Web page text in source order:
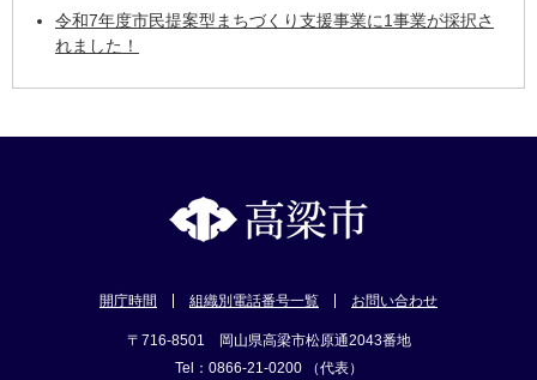
令和7年度市民提案型まちづくり支援事業に1事業が採択さ
れました！
開庁時間 組織別電話番号一覧 お問い合わせ
〒716-8501 岡山県高梁市松原通2043番地
Tel：0866-21-0200 （代表）